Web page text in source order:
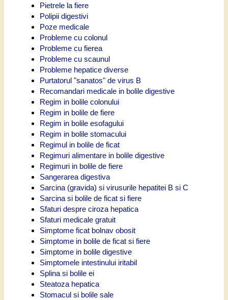
Pietrele la fiere
Polipii digestivi
Poze medicale
Probleme cu colonul
Probleme cu fierea
Probleme cu scaunul
Probleme hepatice diverse
Purtatorul "sanatos" de virus B
Recomandari medicale in bolile digestive
Regim in bolile colonului
Regim in bolile de fiere
Regim in bolile esofagului
Regim in bolile stomacului
Regimul in bolile de ficat
Regimuri alimentare in bolile digestive
Regimuri in bolile de fiere
Sangerarea digestiva
Sarcina (gravida) si virusurile hepatitei B si C
Sarcina si bolile de ficat si fiere
Sfaturi despre ciroza hepatica
Sfaturi medicale gratuit
Simptome ficat bolnav obosit
Simptome in bolile de ficat si fiere
Simptome in bolile digestive
Simptomele intestinului iritabil
Splina si bolile ei
Steatoza hepatica
Stomacul si bolile sale